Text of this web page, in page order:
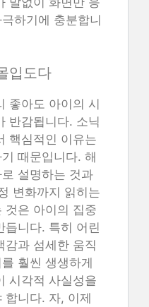
하기에 충분합니
입도다
좋아도 아이의 시
반감됩니다. 소닉
핵심적인 이유는
때문입니다. 해
설명하는 것과
변화까지 읽히는
것은 아이의 집중
듭니다. 특히 어린
감과 섬세한 움직
훨씬 생생하게
시각적 사실성을
합니다. 자, 이제